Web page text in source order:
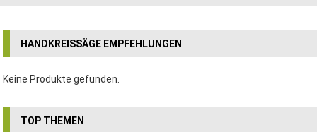
HANDKREISSÄGE EMPFEHLUNGEN
Keine Produkte gefunden.
TOP THEMEN